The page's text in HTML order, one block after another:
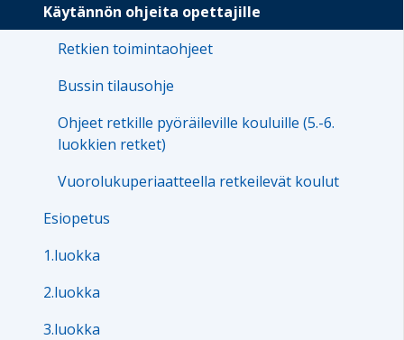
Käytännön ohjeita opettajille
Retkien toimintaohjeet
Bussin tilausohje
Ohjeet retkille pyöräileville kouluille (5.-6.
luokkien retket)
Vuorolukuperiaatteella retkeilevät koulut
Esiopetus
1.luokka
2.luokka
3.luokka